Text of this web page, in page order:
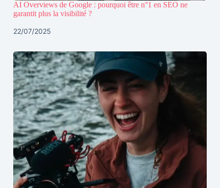
AI Overviews de Google : pourquoi être n°1 en SEO ne
garantit plus la visibilité ?
22/07/2025